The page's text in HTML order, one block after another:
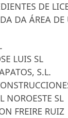
DE
DA ÁREA
LUIS SL
S.L.
NOROESTE SL
FREIRE RUIZ